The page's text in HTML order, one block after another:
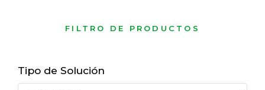
FILTRO DE PRODUCTOS
Tipo de Solución